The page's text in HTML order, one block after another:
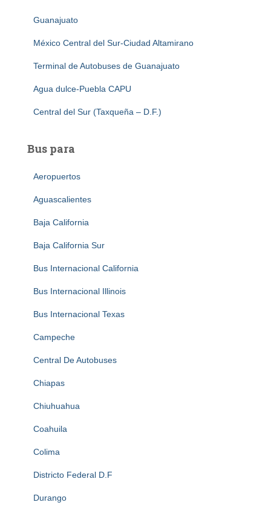
Guanajuato
México Central del Sur-Ciudad Altamirano
Terminal de Autobuses de Guanajuato
Agua dulce-Puebla CAPU
Central del Sur (Taxqueña – D.F.)
Bus para
Aeropuertos
Aguascalientes
Baja California
Baja California Sur
Bus Internacional California
Bus Internacional Illinois
Bus Internacional Texas
Campeche
Central De Autobuses
Chiapas
Chiuhuahua
Coahuila
Colima
Districto Federal D.F
Durango